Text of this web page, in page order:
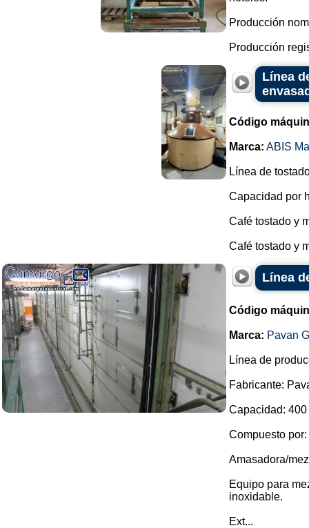
Producción
Producción
Línea
Código
Marca: ABIS
Línea de
Capacidad por
Café tostado y
Café tostado y
Línea
Código
Marca: Pavan
Línea de
Fabricante:
Capacidad:
Compuesto por:
Amasadora/
Equipo para
inoxidable.
Ext...